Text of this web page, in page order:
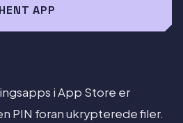
HENT APP
i App Store er
PIN foran ukrypterede filer.